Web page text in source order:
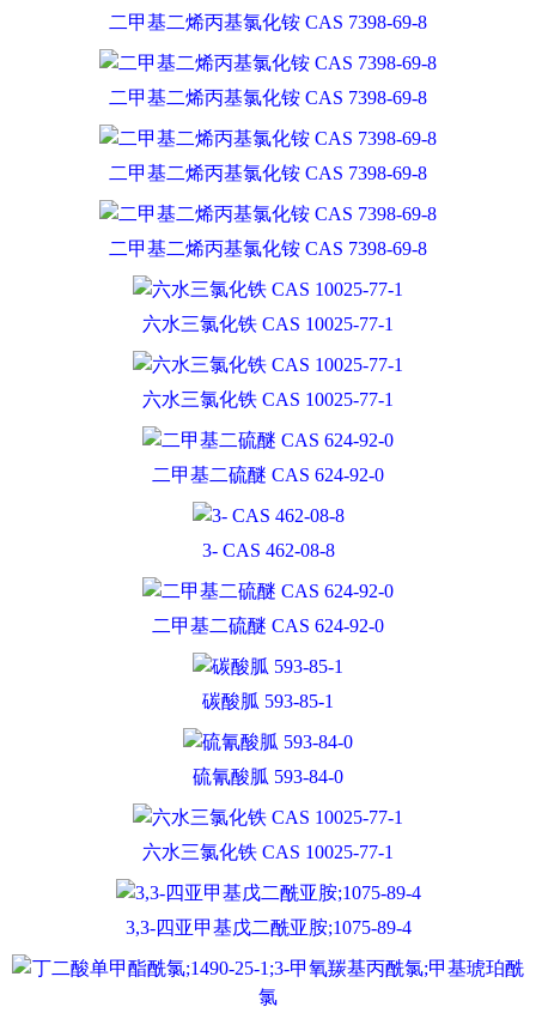
二甲基二烯丙基氯化铵 CAS 7398-69-8
二甲基二烯丙基氯化铵 CAS 7398-69-8
二甲基二烯丙基氯化铵 CAS 7398-69-8
二甲基二烯丙基氯化铵 CAS 7398-69-8
六水三氯化铁 CAS 10025-77-1
六水三氯化铁 CAS 10025-77-1
二甲基二硫醚 CAS 624-92-0
3- CAS 462-08-8
二甲基二硫醚 CAS 624-92-0
碳酸胍 593-85-1
硫氰酸胍 593-84-0
六水三氯化铁 CAS 10025-77-1
3,3-四亚甲基戊二酰亚胺;1075-89-4